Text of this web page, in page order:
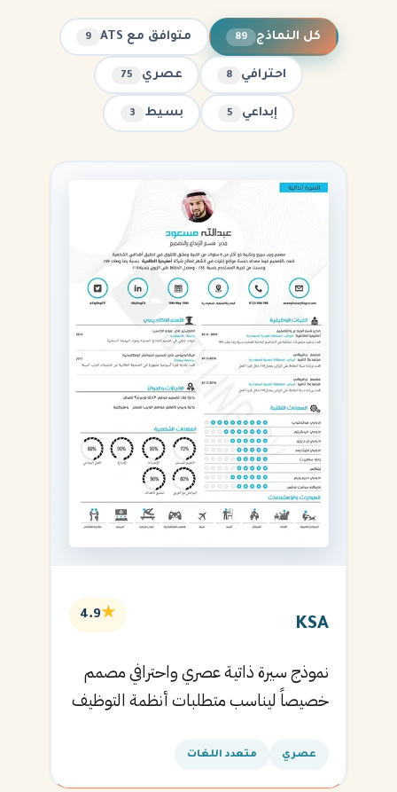
كل النماذج 89 متوافق مع ATS 9
احترافي 8 عصري 75
إبداعي 5 بسيط 3
KSA
★
4.9
نموذج سيرة ذاتية عصري واحترافي مصمم
خصيصاً ليناسب متطلبات أنظمة التوظيف
القادمة.
عصري متعدد اللغات